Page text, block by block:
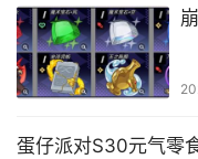
蛋仔派对S30元气零